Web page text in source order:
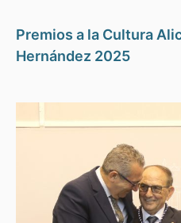
Premios a la Cultura
Hernández 2025